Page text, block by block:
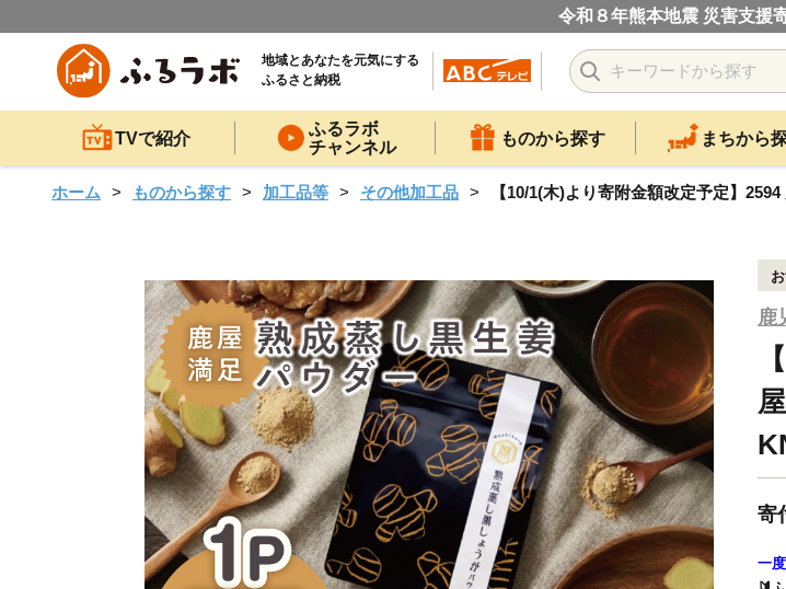
令和８年熊本地震 災害支援
地域とあなたを元気にする
ふるさと納税
TVで紹介
ふるラボ
チャンネル
ものから探す まちから
ホーム ものから探す 加工品等 その他加工品 【10/1(木)より寄附金額改定予定】
鹿
寄
一